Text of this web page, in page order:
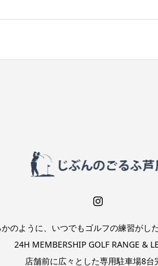
のように、いつでもゴルフの練習がし
24H MEMBERSHIP GOLF RANGE &
店舗前に広々とした専用駐車場8台